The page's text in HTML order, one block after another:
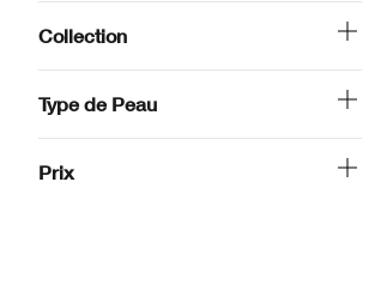
Collection
Type de Peau
Prix